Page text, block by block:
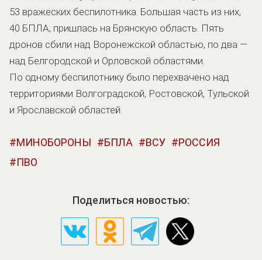
53 вражеских беспилотника. Большая часть из них,
40 БПЛА, пришлась на Брянскую область. Пять
дронов сбили над Воронежской областью, по два —
над Белгородской и Орловской областями.
По одному беспилотнику было перехвачено над
территориями Волгоградской, Ростовской, Тульской
и Ярославской областей.
МИНОБОРОНЫ БПЛА ВСУ
РОССИЯ
ПВО
Поделиться новостью: